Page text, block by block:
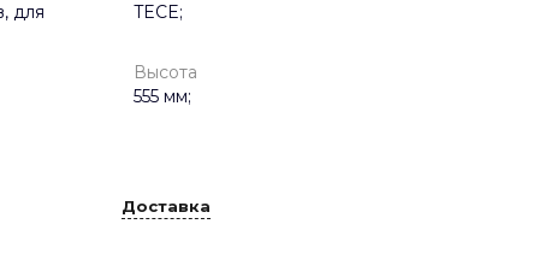
для
TECE;
Высота
555 мм;
Доставка